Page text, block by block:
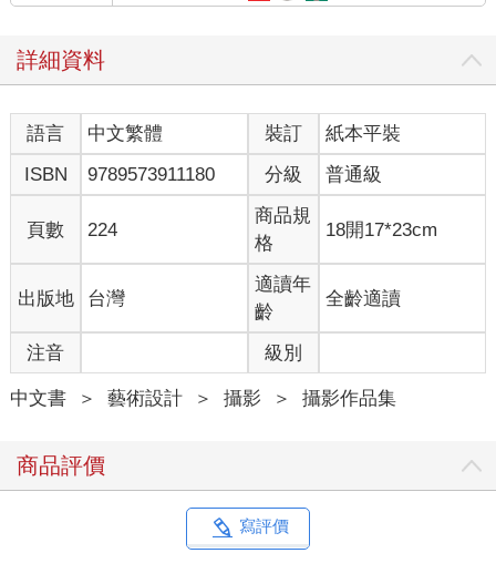
詳細資料
語言 中文繁體 裝訂
紙本平裝
ISBN
9789573911180 分級 普通級
頁數 224
商品規
格
18開17*23cm
出版地 台灣
適讀年
齡
全齡適讀
注音 級別
中文書 ＞ 藝術設計 ＞ 攝影 ＞ 攝影作品集
商品評價
寫評價